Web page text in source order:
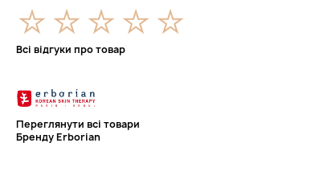
Всі відгуки про товар
Переглянути всі товари
Бренду Erborian